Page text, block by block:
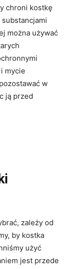
chroni kostkę
można używać
mycie
w
ją przed
zależy od
by kostka
użyć
jest przede